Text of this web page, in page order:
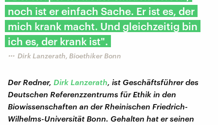
noch ist er einfach Sache. Er ist es, der
mich krank macht. Und gleichzeitig bin
ich es, der krank ist".
Dirk Lanzerath, Bioethiker Bonn
Der Redner, Dirk Lanzerath, ist Geschäftsführer des
Deutschen Referenzzentrums für Ethik in den
Biowissenschaften an der Rheinischen Friedrich-
Wilhelms-Universität Bonn. Gehalten hat er seinen